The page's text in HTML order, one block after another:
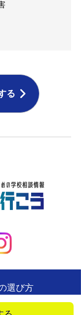
る
選び方
役立ち情報